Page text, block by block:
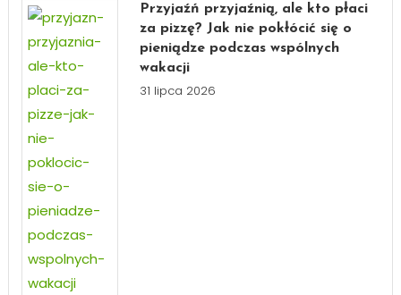
Przyjaźń przyjaźnią, ale kto płaci
za pizzę? Jak nie pokłócić się o
pieniądze podczas wspólnych
wakacji
31 lipca 2026